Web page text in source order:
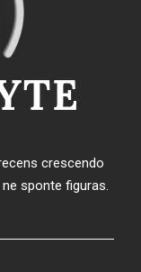
crescendo
sponte figuras.